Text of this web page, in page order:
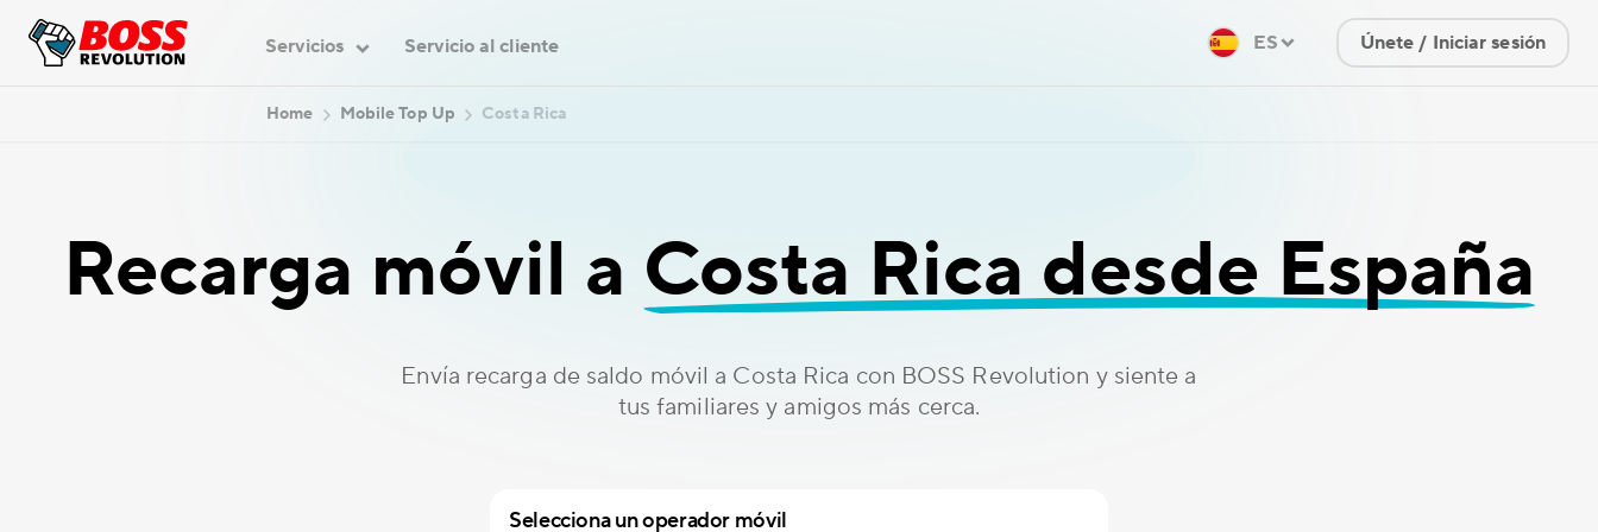
Servicios Servicio al cliente ES Únete / Iniciar sesión
Home Mobile Top Up Costa Rica
Recarga móvil a Costa Rica desde España
Envía recarga de saldo móvil a Costa Rica con BOSS Revolution y siente a
tus familiares y amigos más cerca.
Selecciona un operador móvil